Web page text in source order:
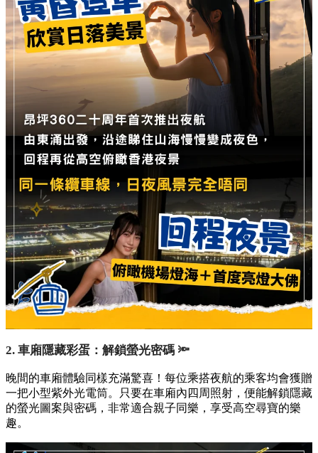
2. 車廂隱藏彩蛋：解鎖螢光密碼 🔦
晚間的車廂體驗同樣充滿驚喜！每位乘搭夜航的乘客均會獲贈
一把小型紫外光電筒。只要在車廂內四周照射，便能解鎖隱藏
的螢光圖案與密碼，非常適合親子同樂，享受高空尋寶的樂
趣。